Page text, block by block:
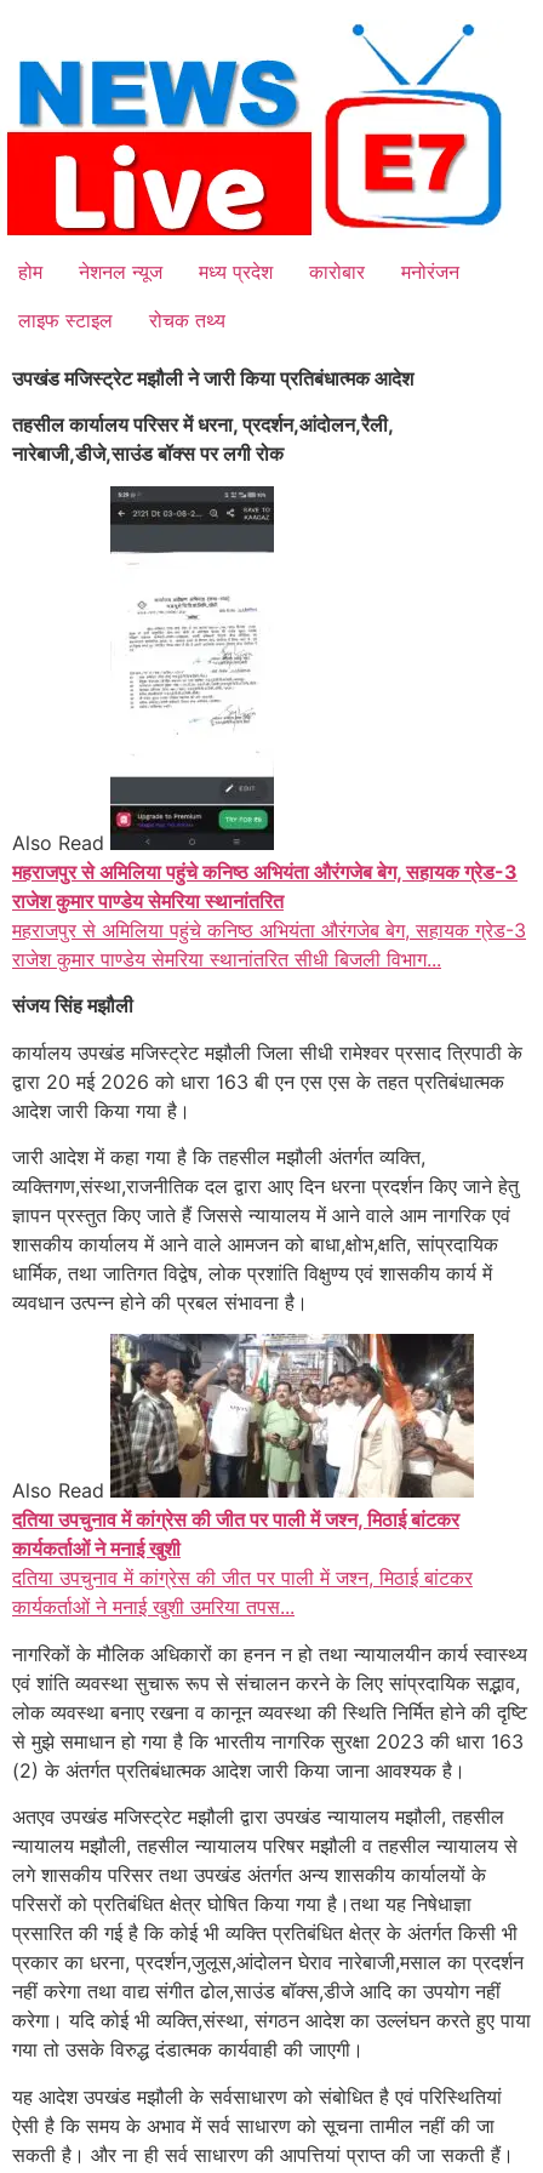
content
होम नेशनल न्यूज मध्य प्रदेश कारोबार
मनोरंजन
लाइफ स्टाइल
रोचक तथ्य
उपखंड मजिस्ट्रेट मझौली ने जारी किया प्रतिबंधात्मक आदेश
तहसील कार्यालय परिसर में धरना, प्रदर्शन,आंदोलन,रैली,
नारेबाजी,डीजे,साउंड बॉक्स पर लगी रोक
Also Read
महराजपुर से अमिलिया पहुंचे कनिष्ठ अभियंता औरंगजेब बेग, सहायक ग्रेड-3
राजेश कुमार पाण्डेय सेमरिया स्थानांतरित
महराजपुर से अमिलिया पहुंचे कनिष्ठ अभियंता औरंगजेब बेग, सहायक ग्रेड-3
राजेश कुमार पाण्डेय सेमरिया स्थानांतरित सीधी बिजली विभाग...
संजय सिंह मझौली
कार्यालय उपखंड मजिस्ट्रेट मझौली जिला सीधी रामेश्वर प्रसाद त्रिपाठी के
द्वारा 20 मई 2026 को धारा 163 बी एन एस एस के तहत प्रतिबंधात्मक
आदेश जारी किया गया है।
जारी आदेश में कहा गया है कि तहसील मझौली अंतर्गत व्यक्ति,
व्यक्तिगण,संस्था,राजनीतिक दल द्वारा आए दिन धरना प्रदर्शन किए जाने हेतु
ज्ञापन प्रस्तुत किए जाते हैं जिससे न्यायालय में आने वाले आम नागरिक एवं
शासकीय कार्यालय में आने वाले आमजन को बाधा,क्षोभ,क्षति, सांप्रदायिक
धार्मिक, तथा जातिगत विद्वेष, लोक प्रशांति विक्षुण्य एवं शासकीय कार्य में
व्यवधान उत्पन्न होने की प्रबल संभावना है।
Also Read
दतिया उपचुनाव में कांग्रेस की जीत पर पाली में जश्न, मिठाई बांटकर
कार्यकर्ताओं ने मनाई खुशी
दतिया उपचुनाव में कांग्रेस की जीत पर पाली में जश्न, मिठाई बांटकर
कार्यकर्ताओं ने मनाई खुशी उमरिया तपस...
नागरिकों के मौलिक अधिकारों का हनन न हो तथा न्यायालयीन कार्य स्वास्थ्य
एवं शांति व्यवस्था सुचारू रूप से संचालन करने के लिए सांप्रदायिक सद्भाव,
लोक व्यवस्था बनाए रखना व कानून व्यवस्था की स्थिति निर्मित होने की दृष्टि
से मुझे समाधान हो गया है कि भारतीय नागरिक सुरक्षा 2023 की धारा 163
(2) के अंतर्गत प्रतिबंधात्मक आदेश जारी किया जाना आवश्यक है।
अतएव उपखंड मजिस्ट्रेट मझौली द्वारा उपखंड न्यायालय मझौली, तहसील
न्यायालय मझौली, तहसील न्यायालय परिषर मझौली व तहसील न्यायालय से
लगे शासकीय परिसर तथा उपखंड अंतर्गत अन्य शासकीय कार्यालयों के
परिसरों को प्रतिबंधित क्षेत्र घोषित किया गया है।तथा यह निषेधाज्ञा
प्रसारित की गई है कि कोई भी व्यक्ति प्रतिबंधित क्षेत्र के अंतर्गत किसी भी
प्रकार का धरना, प्रदर्शन,जुलूस,आंदोलन घेराव नारेबाजी,मसाल का प्रदर्शन
नहीं करेगा तथा वाद्य संगीत ढोल,साउंड बॉक्स,डीजे आदि का उपयोग नहीं
करेगा। यदि कोई भी व्यक्ति,संस्था, संगठन आदेश का उल्लंघन करते हुए पाया
गया तो उसके विरुद्ध दंडात्मक कार्यवाही की जाएगी।
यह आदेश उपखंड मझौली के सर्वसाधारण को संबोधित है एवं परिस्थितियां
ऐसी है कि समय के अभाव में सर्व साधारण को सूचना तामील नहीं की जा
सकती है। और ना ही सर्व साधारण की आपत्तियां प्राप्त की जा सकती हैं।